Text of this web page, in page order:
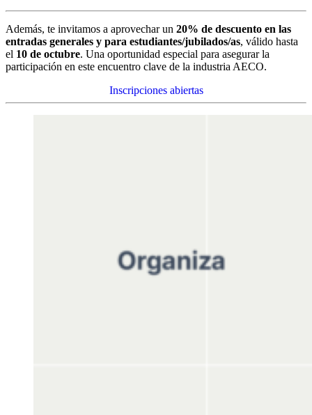
Además, te invitamos a aprovechar un 20% de descuento en las
entradas generales y para estudiantes/jubilados/as, válido hasta
el 10 de octubre. Una oportunidad especial para asegurar la
participación en este encuentro clave de la industria AECO.
Inscripciones abiertas